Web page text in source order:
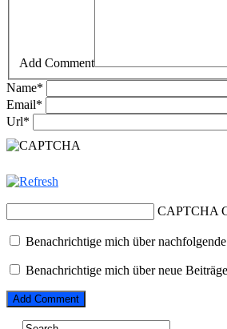
Add Comment
Name*
Email*
Url*
CAPTCHA
Benachrichtige mich über
Benachrichtige mich über neue